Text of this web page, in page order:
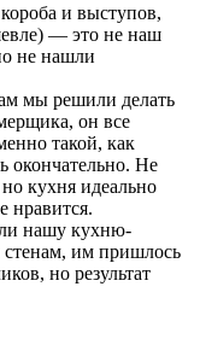
и выступов,
— это не наш
не нашли
мы решили делать
он все
такой, как
окончательно. Не
кухня идеально
нравится.
нашу кухню-
им пришлось
но результат